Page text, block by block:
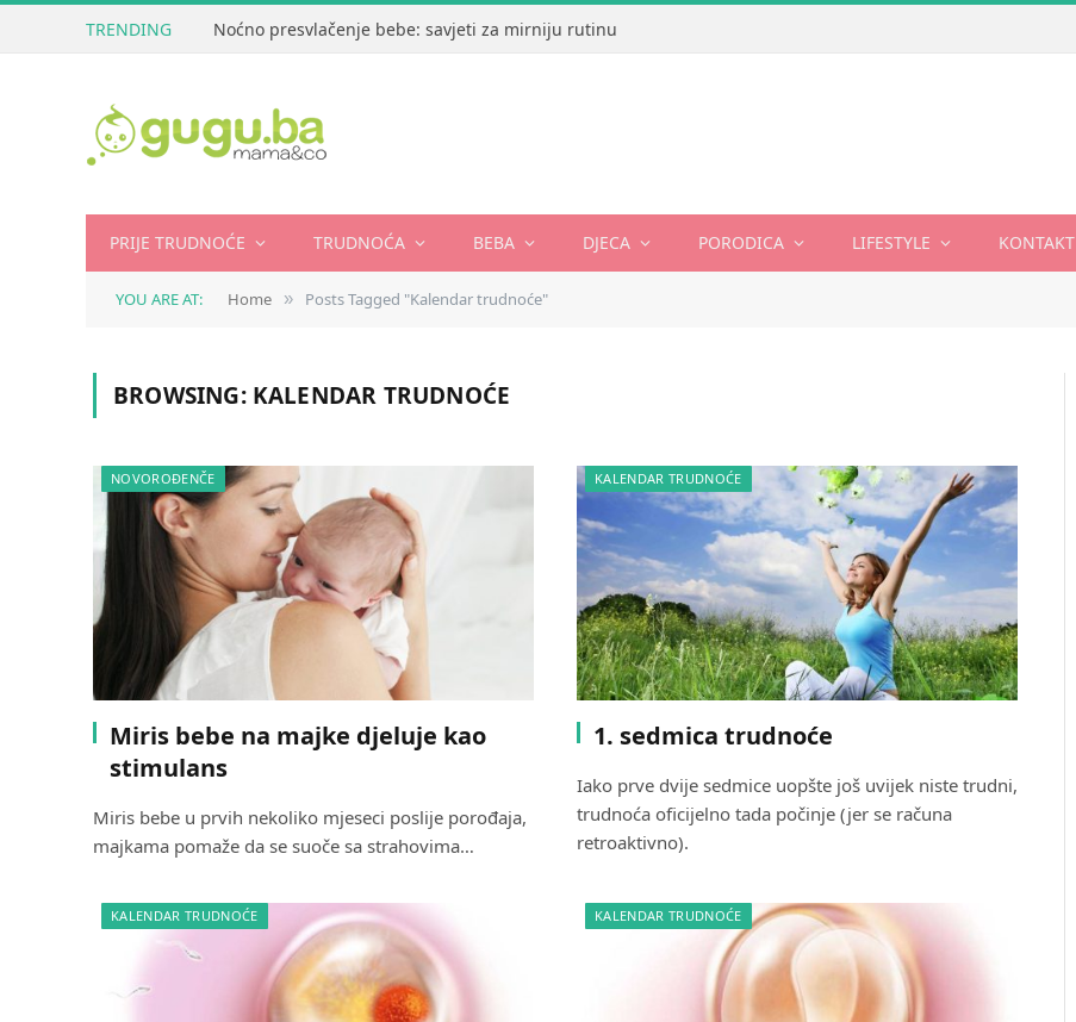
TRENDING Noćno presvlačenje bebe: savjeti za mirniju rutinu
PRIJE TRUDNOĆE TRUDNOĆA BEBA DJECA PORODICA LIFESTYLE KONTAKT
YOU ARE AT: Home » Posts Tagged "Kalendar trudnoće"
BROWSING: KALENDAR TRUDNOĆE
NOVOROĐENČE
Miris bebe na majke djeluje kao
stimulans
Miris bebe u prvih nekoliko mjeseci poslije porođaja,
majkama pomaže da se suoče sa strahovima…
KALENDAR TRUDNOĆE
1. sedmica trudnoće
Iako prve dvije sedmice uopšte još uvijek niste trudni,
trudnoća oficijelno tada počinje (jer se računa
retroaktivno).
KALENDAR TRUDNOĆE KALENDAR TRUDNOĆE